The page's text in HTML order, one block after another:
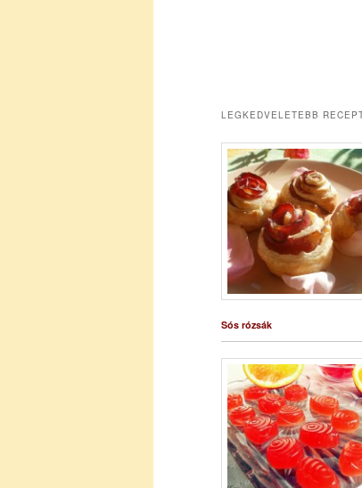
LEGKEDVELETEBB
Sós rózsák